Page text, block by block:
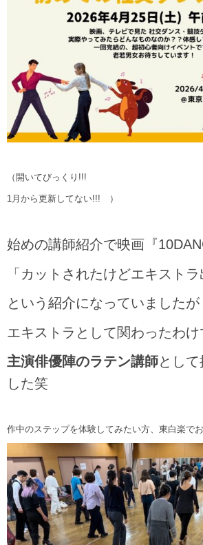
（開いてびっくり!!!
1月から更新してない!!! ）
始めの講師紹介で映画『
「カットされたけどエキストラ
という紹介になっていましたが
エキストラとして関わったわけ
主演俳優陣のラテン講師とし
した笑
作中のステップを体験してみたい方、東白楽で